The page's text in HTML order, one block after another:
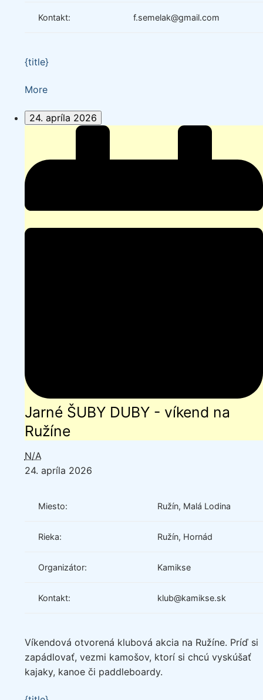
Kontakt: f.semelak@gmail.com
{title}
Moreabout
24. apríla 2026
DUBY
-
na
Jarné ŠUBY DUBY - víkend na
Ružíne
N/A
24. apríla 2026
Miesto: Ružín, Malá Lodina
Rieka: Ružín, Hornád
Organizátor: Kamikse
Kontakt: klub@kamikse.sk
Víkendová otvorená klubová akcia na Ružíne. Príď si
zapádlovať, vezmi kamošov, ktorí si chcú vyskúšať
kajaky, kanoe či paddleboardy.